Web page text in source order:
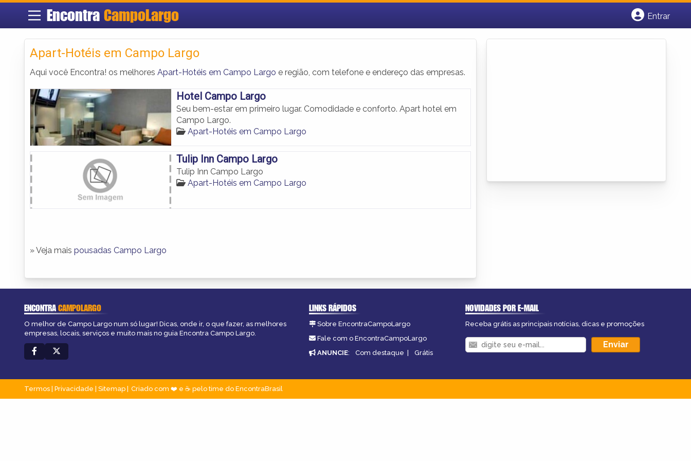
Encontra CampoLargo
Entrar
Apart-Hotéis em Campo Largo
Aqui você Encontra! os melhores Apart-Hotéis em Campo Largo e região, com telefone e endereço das empresas.
Hotel Campo Largo
Seu bem-estar em primeiro lugar. Comodidade e conforto. Apart hotel em
Campo Largo.
Apart-Hotéis em Campo Largo
Tulip Inn Campo Largo
Tulip Inn Campo Largo
Apart-Hotéis em Campo Largo
» Veja mais pousadas Campo Largo
ENCONTRACAMPOLARGO
O melhor de Campo Largo num só lugar! Dicas, onde ir, o que fazer, as melhores
empresas, locais, serviços e muito mais no guia Encontra Campo Largo.
LINKS RÁPIDOS
Sobre EncontraCampoLargo
Fale com o EncontraCampoLargo
ANUNCIE: Com destaque | Grátis
NOVIDADES POR E-MAIL
Receba grátis as principais notícias, dicas e promoções
Termos Privacidade Sitemap Criado com ❤️ e ☕ pelo time do EncontraBrasil